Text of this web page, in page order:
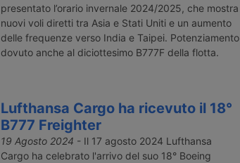
presentato l’orario invernale 2024/2025, che mostra
nuovi voli diretti tra Asia e Stati Uniti e un aumento
delle frequenze verso India e Taipei. Potenziamento
dovuto anche al diciottesimo B777F della flotta.
Lufthansa Cargo ha ricevuto il 18°
B777 Freighter
19 Agosto 2024 - Il 17 agosto 2024 Lufthansa
Cargo ha celebrato l'arrivo del suo 18° Boeing